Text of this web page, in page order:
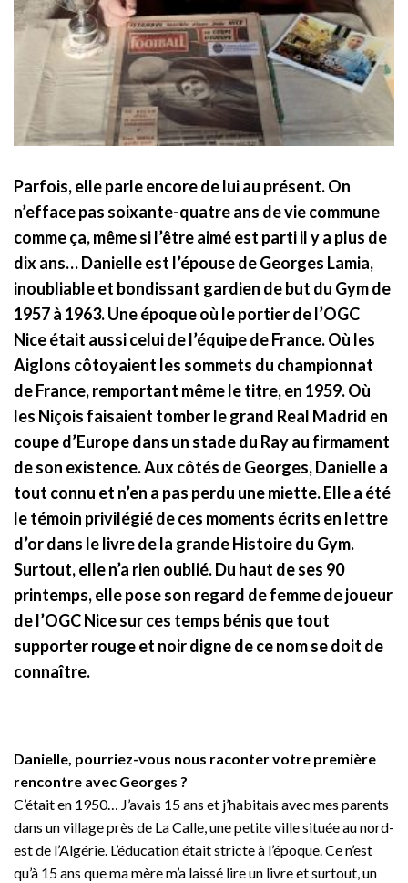
Parfois, elle parle encore de lui au présent. On
n’efface pas soixante-quatre ans de vie commune
comme ça, même si l’être aimé est parti il y a plus de
dix ans… Danielle est l’épouse de Georges Lamia,
inoubliable et bondissant gardien de but du Gym de
1957 à 1963. Une époque où le portier de l’OGC
Nice était aussi celui de l’équipe de France. Où les
Aiglons côtoyaient les sommets du championnat
de France, remportant même le titre, en 1959. Où
les Niçois faisaient tomber le grand Real Madrid en
coupe d’Europe dans un stade du Ray au firmament
de son existence. Aux côtés de Georges, Danielle a
tout connu et n’en a pas perdu une miette. Elle a été
le témoin privilégié de ces moments écrits en lettre
d’or dans le livre de la grande Histoire du Gym.
Surtout, elle n’a rien oublié. Du haut de ses 90
printemps, elle pose son regard de femme de joueur
de l’OGC Nice sur ces temps bénis que tout
supporter rouge et noir digne de ce nom se doit de
connaître.
Danielle, pourriez-vous nous raconter votre première
rencontre avec Georges ?
C’était en 1950… J’avais 15 ans et j’habitais avec mes parents
dans un village près de La Calle, une petite ville située au nord-
est de l’Algérie. L’éducation était stricte à l’époque. Ce n’est
qu’à 15 ans que ma mère m’a laissé lire un livre et surtout, un